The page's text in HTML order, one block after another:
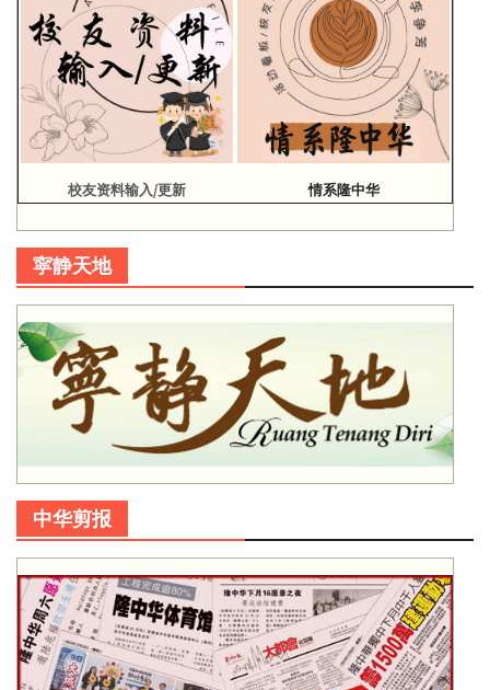
校友资料输入/更新 情系隆中华
寜静天地
中华剪报